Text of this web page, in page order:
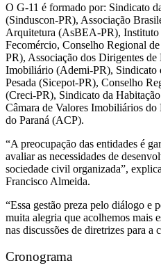
O G-11 é formado por: Sindicato
(Sinduscon-PR), Associação
Arquitetura (AsBEA-PR), Instituto
Fecomércio, Conselho Regional
PR), Associação dos Dirigentes de
Imobiliário (Ademi-PR), Sindicato
Pesada (Sicepot-PR), Conselho
(Creci-PR), Sindicato da
Câmara de Valores Imobiliários do
do Paraná (ACP).
“A preocupação das entidades é
avaliar as necessidades de
sociedade civil organizada”,
Francisco Almeida.
“Essa gestão preza pelo diálogo e
muita alegria que acolhemos mais
nas discussões de diretrizes para a
Cronograma